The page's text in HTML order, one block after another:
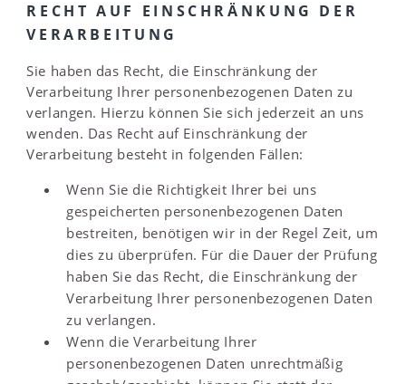
RECHT AUF EINSCHRÄNKUNG DER
VERARBEITUNG
Sie haben das Recht, die Einschränkung der
Verarbeitung Ihrer personenbezogenen Daten zu
verlangen. Hierzu können Sie sich jederzeit an uns
wenden. Das Recht auf Einschränkung der
Verarbeitung besteht in folgenden Fällen:
Wenn Sie die Richtigkeit Ihrer bei uns
gespeicherten personenbezogenen Daten
bestreiten, benötigen wir in der Regel Zeit, um
dies zu überprüfen. Für die Dauer der Prüfung
haben Sie das Recht, die Einschränkung der
Verarbeitung Ihrer personenbezogenen Daten
zu verlangen.
Wenn die Verarbeitung Ihrer
personenbezogenen Daten unrechtmäßig